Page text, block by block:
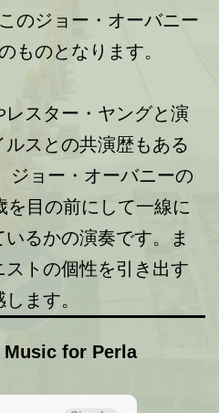
のジョー・オーバニー
ものとなります。
スター・ヤングと演
スとの共演歴もある
ジョー・オーバニーの
目の前にして一線に
るかの演奏です。ま
トの個性を引き出す
ます。
Music for Perla